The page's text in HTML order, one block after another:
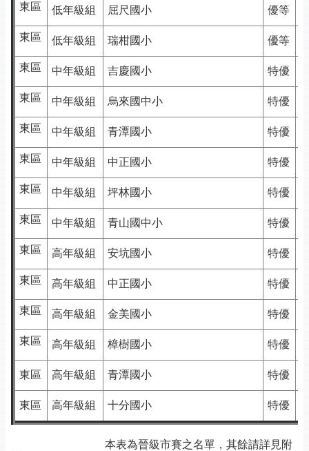
東區 低年級組 屈尺國小 優等
東區 低年級組 瑞柑國小 優等
東區 中年級組 吉慶國小 特優
東區 中年級組 烏來國中小 特優
東區 中年級組 青潭國小 特優
東區 中年級組 中正國小 特優
東區 中年級組 坪林國小 特優
東區 中年級組 青山國中小 特優
東區 高年級組 安坑國小 特優
東區 高年級組 中正國小 特優
東區 高年級組 金美國小 特優
東區 高年級組 樟樹國小 特優
東區 高年級組 青潭國小 特優
東區 高年級組 十分國小 特優
本表為晉級市賽之名單，其餘請詳見附